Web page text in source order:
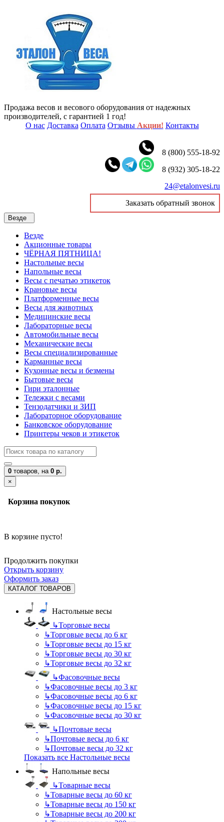
Продажа весов и весового оборудования от надежных
производителей, с гарантией 1 год!
О нас Доставка Оплата Отзывы Акции! Контакты
8 (800) 555-18-92
8 (932) 305-18-22
24@etalonvesi.ru
Заказать обратный звонок
Везде
Везде
Акционные товары
ЧЁРНАЯ ПЯТНИЦА!
Настольные весы
Напольные весы
Весы с печатью этикеток
Крановые весы
Платформенные весы
Весы для животных
Медицинские весы
Лабораторные весы
Автомобильные весы
Механические весы
Весы специализированные
Карманные весы
Кухонные весы и безмены
Бытовые весы
Гири эталонные
Тележки с весами
Тензодатчики и ЗИП
Лабораторное оборудование
Банковское оборудование
Принтеры чеков и этикеток
0 товаров, на 0 р.
×
Корзина покупок
В корзине пусто!
Продолжить покупки
Открыть корзину
Оформить заказ
КАТАЛОГ ТОВАРОВ
Настольные весы
↳Торговые весы
↳Торговые весы до 6 кг
↳Торговые весы до 15 кг
↳Торговые весы до 30 кг
↳Торговые весы до 32 кг
↳Фасовочные весы
↳Фасовочные весы до 3 кг
↳Фасовочные весы до 6 кг
↳Фасовочные весы до 15 кг
↳Фасовочные весы до 30 кг
↳Почтовые весы
↳Почтовые весы до 6 кг
↳Почтовые весы до 32 кг
Показать все Настольные весы
Напольные весы
↳Товарные весы
↳Товарные весы до 60 кг
↳Товарные весы до 150 кг
↳Товарные весы до 200 кг